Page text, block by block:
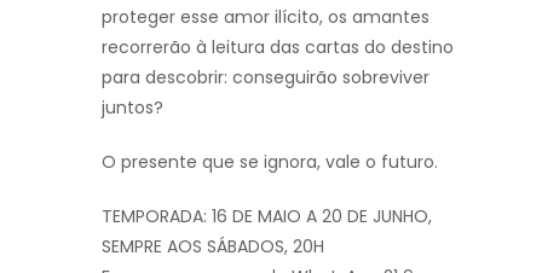
proteger esse amor ilícito, os amantes
recorrerão à leitura das cartas do destino
para descobrir: conseguirão sobreviver
juntos?
O presente que se ignora, vale o futuro.
TEMPORADA: 16 DE MAIO A 20 DE JUNHO,
SEMPRE AOS SÁBADOS, 20H